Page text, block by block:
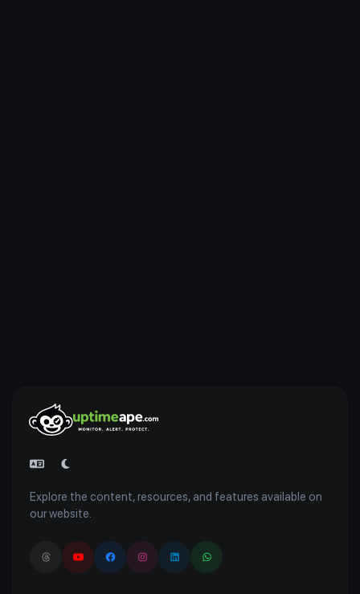
Explore the content, resources, and features available on
our website.